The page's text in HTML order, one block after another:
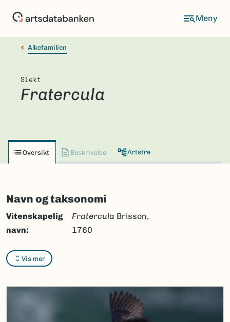
Alkefamilien
Slekt
Fratercula
Oversikt Beskrivelse Artstre
Navn og taksonomi
Vis mer
Vitenskapelig
navn:
Fratercula Brisson,
1760
Synonymer:
Bokmål:Ingen
Nynorsk:Ingen
Nordsamisk/Davvisámegiella:Ingen